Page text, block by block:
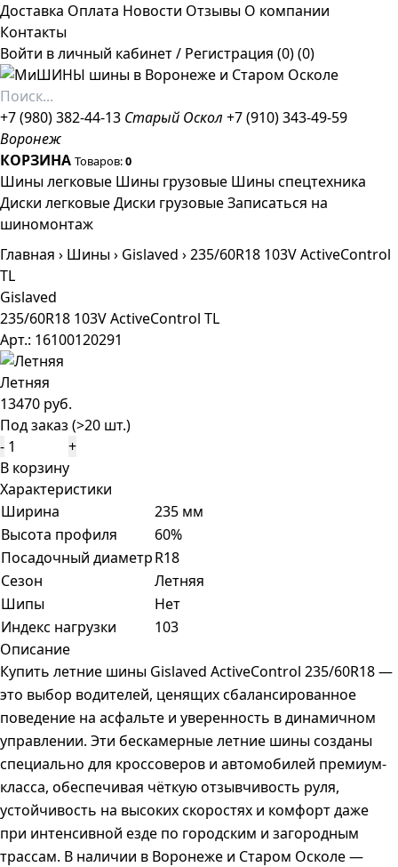
Доставка Оплата Новости Отзывы О компании
Контакты
Войти в личный кабинет/ Регистрация (0)(0)
+7 (980) 382-44-13 Старый Оскол +7 (910) 343-49-59
Воронеж
КОРЗИНА Товаров:0
Шины легковые Шины грузовые Шины спецтехника
Диски легковыеДиски грузовыеЗаписаться на
шиномонтаж
Главная › Шины› Gislaved ›235/60R18 103V ActiveControl
TL
Gislaved
235/60R18 103V ActiveControl TL
Арт.: 16100120291
Летняя
13470 руб.
Под заказ (>20 шт.)
-
+
В корзину
Характеристики
Ширина
235 мм
Высота профиля
60%
Посадочный диаметрR18
Сезон
Летняя
Шипы
Нет
Индекс нагрузки
103
Описание
Купить летние шины Gislaved ActiveControl 235/60R18 —
это выбор водителей, ценящих сбалансированное
поведение на асфальте и уверенность в динамичном
управлении. Эти бескамерные летние шины созданы
специально для кроссоверов и автомобилей премиум-
класса, обеспечивая чёткую отзывчивость руля,
устойчивость на высоких скоростях и комфорт даже
при интенсивной езде по городским и загородным
трассам. В наличии в Воронеже и Старом Осколе —